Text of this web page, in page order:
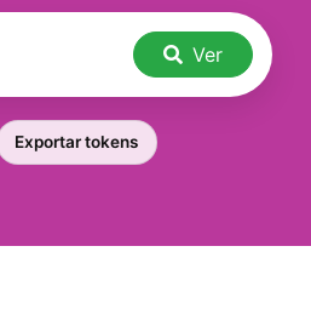
Ver
Exportar tokens